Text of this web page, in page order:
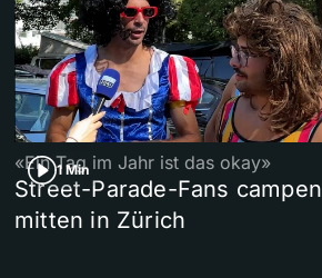
1 Min
«Ein Tag im Jahr ist das okay»
Street-Parade-Fans campen
mitten in Zürich